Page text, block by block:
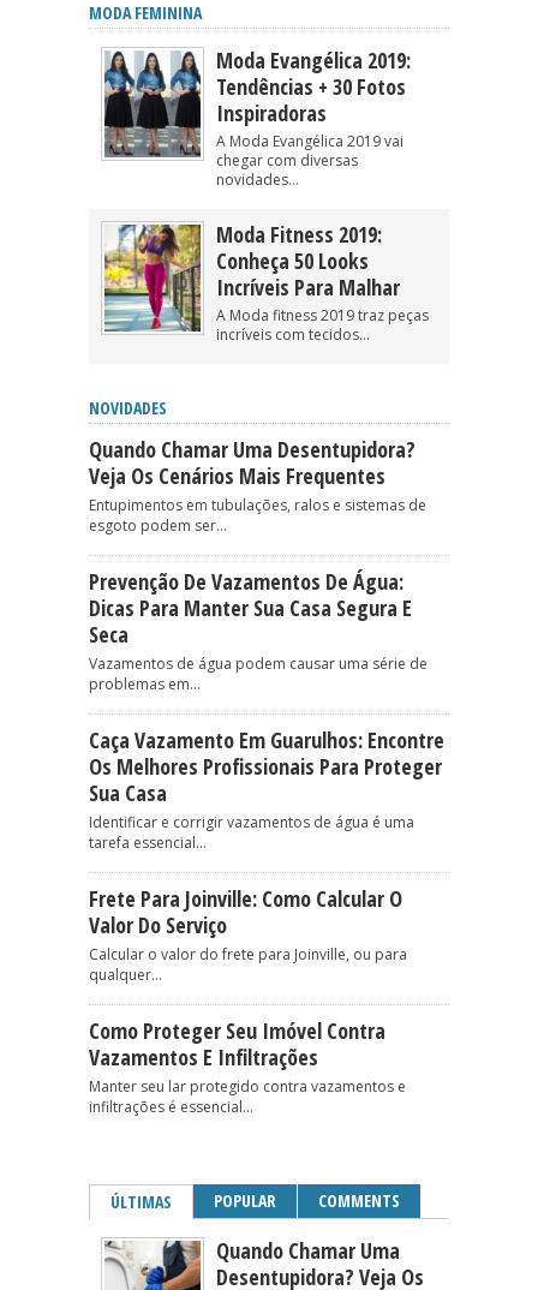
MODA FEMININA
Moda Evangélica 2019:
Tendências + 30 Fotos
Inspiradoras
A Moda Evangélica 2019 vai
chegar com diversas
novidades...
Moda Fitness 2019:
Conheça 50 Looks
Incríveis Para Malhar
A Moda fitness 2019 traz peças
incríveis com tecidos...
NOVIDADES
Quando Chamar Uma Desentupidora?
Veja Os Cenários Mais Frequentes
Entupimentos em tubulações, ralos e sistemas de
esgoto podem ser...
Prevenção De Vazamentos De Água:
Dicas Para Manter Sua Casa Segura E
Seca
Vazamentos de água podem causar uma série de
problemas em...
Caça Vazamento Em Guarulhos: Encontre
Os Melhores Profissionais Para Proteger
Sua Casa
Identificar e corrigir vazamentos de água é uma
tarefa essencial...
Frete Para Joinville: Como Calcular O
Valor Do Serviço
Calcular o valor do frete para Joinville, ou para
qualquer...
Como Proteger Seu Imóvel Contra
Vazamentos E Infiltrações
Manter seu lar protegido contra vazamentos e
infiltrações é essencial...
ÚLTIMAS POPULAR COMMENTS
Quando Chamar Uma
Desentupidora? Veja Os